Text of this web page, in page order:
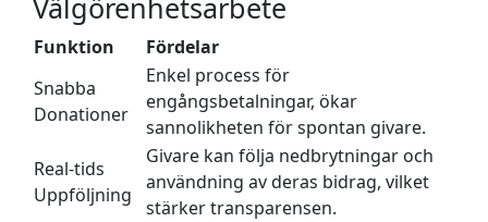
Funktion
Fördelar
Snabba
Donationer
Enkel process för
engångsbetalningar, ökar
sannolikheten för spontan givare.
Real-tids
Uppföljning
Givare kan följa nedbrytningar och
användning av deras bidrag, vilket
stärker transparensen.